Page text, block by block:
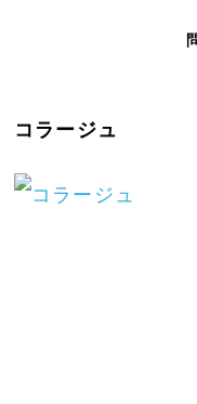
コラージュ